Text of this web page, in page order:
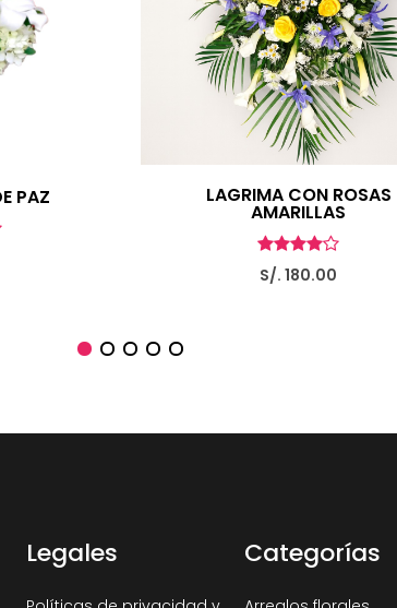
PAZ LAGRIMA CON ROSAS
AMARILLAS
S/. 180.00
Legales Categorías